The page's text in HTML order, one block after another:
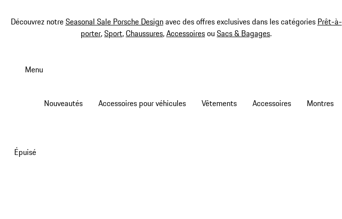
Découvrez notreSeasonal Sale Porsche Designavec des offres exclusives dans les catégories Prêt-à-
porter,Sport,Chaussures,AccessoiresouSacs & Bagages.
Menu
Nouveautés Accessoires pour véhicules Vêtements Accessoires Montres
Épuisé